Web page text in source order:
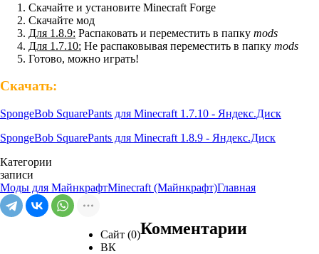
Скачайте и установите Minecraft Forge
Скачайте мод
Для 1.8.9: Распаковать и переместить в папку mods
Для 1.7.10: Не распаковывая переместить в папку mods
Готово, можно играть!
Скачать:
SpongeBob SquarePants для Minecraft 1.7.10 - Яндекс.Диск
SpongeBob SquarePants для Minecraft 1.8.9 - Яндекс.Диск
Категории
записи
Моды для МайнкрафтMinecraft (Майнкрафт)Главная
Сайт (0)
ВК
Комментарии